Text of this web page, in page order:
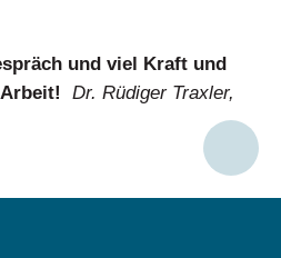
und viel Kraft und
Dr. Rüdiger Traxler,